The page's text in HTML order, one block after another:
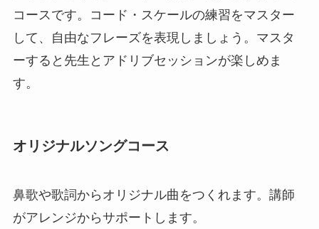
コースです。コード・スケールの練習をマスター
して、自由なフレーズを表現しましょう。マスタ
ーすると先生とアドリブセッションが楽しめま
す。
オリジナルソングコース
鼻歌や歌詞からオリジナル曲をつくれます。講師
がアレンジからサポートします。